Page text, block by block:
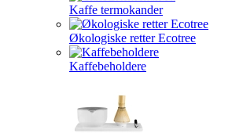
Kaffe termokander
Økologiske retter Ecotree
Kaffebeholdere